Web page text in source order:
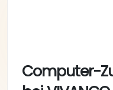
Computer-